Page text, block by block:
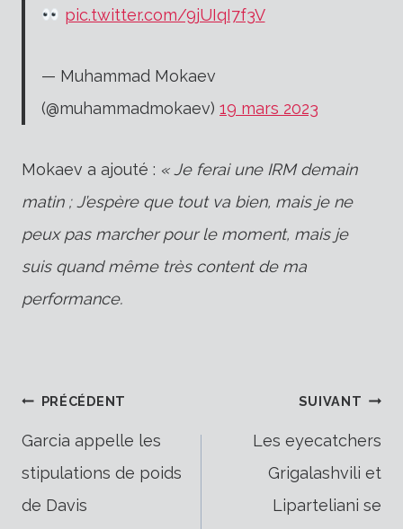
pic.twitter.com/9jUIqI7f3V
— Muhammad Mokaev
(@muhammadmokaev) 19 mars 2023
Mokaev a ajouté : « Je ferai une IRM demain
matin ; J’espère que tout va bien, mais je ne
peux pas marcher pour le moment, mais je
suis quand même très content de ma
performance.
Navigation
de
PRÉCÉDENT
Garcia appelle les
stipulations de poids
de Davis
SUIVANT
Les eyecatchers
Grigalashvili et
Liparteliani se